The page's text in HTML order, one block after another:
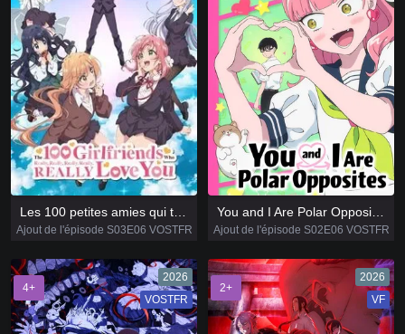
Ajout de l'épisode S03E06 VOSTFR Ajout de l'épisode S02E06 VOSTFR
4+
2026
VOSTFR
2+
2026
VF